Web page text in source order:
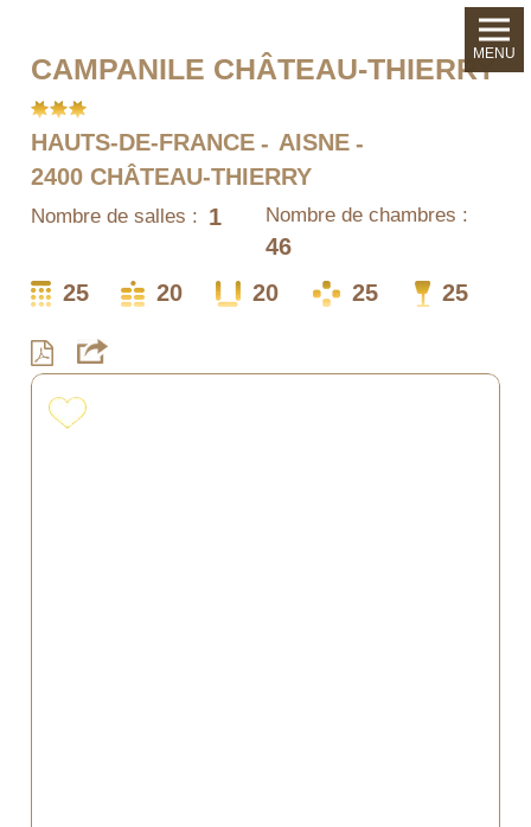
CAMPANILE CHÂTEAU-THIERRY
HAUTS-DE-FRANCE
AISNE
2400 CHÂTEAU-THIERRY
Nombre de salles : 1 Nombre de chambres :
46
25
20 20 25 25
MENU